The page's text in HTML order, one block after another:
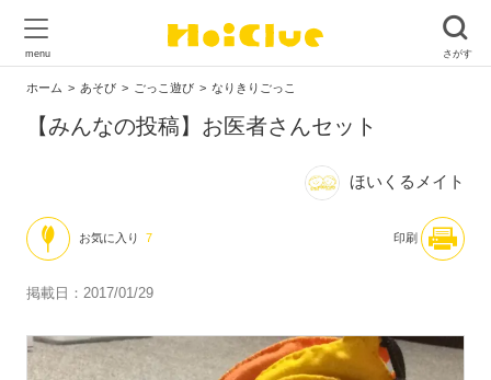
ホーム あそび ごっこ遊び なりきりごっこ
【みんなの投稿】お医者さんセット
ほいくるメイト
お気に入り 7 印刷
掲載日：2017/01/29